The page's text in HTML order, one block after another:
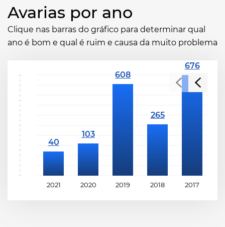
Avarias por ano
Clique nas barras do gráfico para determinar qual
ano é bom e qual é ruim e causa da muito problema
2021 2020 2019 2018 2017